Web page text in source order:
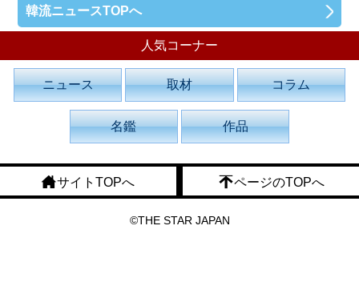
韓流ニュースTOPへ
人気コーナー
ニュース 取材 コラム
名鑑 作品
サイトTOPへ ページのTOPへ
©THE STAR JAPAN